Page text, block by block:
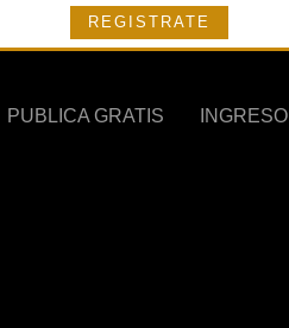
REGISTRATE
PUBLICA GRATIS INGRESO